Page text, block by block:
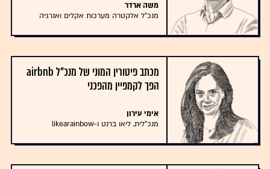
משה ארדר
מנכ"ל אלקטרה מערכות אקלים ואנרגיה
מכתב פיטורין המוני של מנכ"ל airbnb
הפך לקמפיין מהפכני
אימי עירון
מנכ"לית, ליאו ברנט ו-likearainbow